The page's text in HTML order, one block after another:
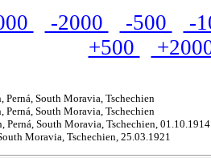
-2000 -500
-
+500
Perná, South Moravia, Tschechien
Perná, South Moravia, Tschechien
Perná, South Moravia, Tschechien, 01.10.1914
Moravia, Tschechien, 25.03.1921